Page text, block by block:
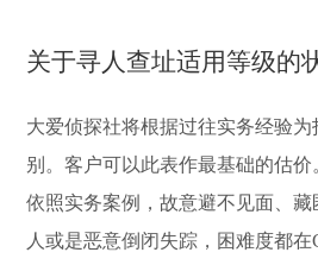
关于寻人查址适用等级的
大爱侦探社将根据过往实务经验
别。客户可以此表作最基础的估价
依照实务案例，故意避不见面、
人或是恶意倒闭失踪，困难度都在